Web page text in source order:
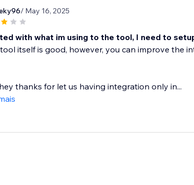
/ May 16, 2025
with what im using to the tool, I need to
itself is good, however, you can improve the
thanks for let us having integration only in...